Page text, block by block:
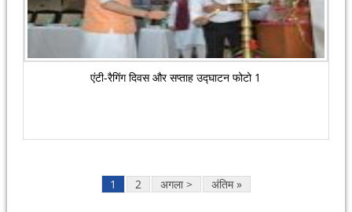
एंटी-रैगिंग दिवस और सप्ताह उद्घाटन फोटो 1
1 2 अगला > अंतिम »